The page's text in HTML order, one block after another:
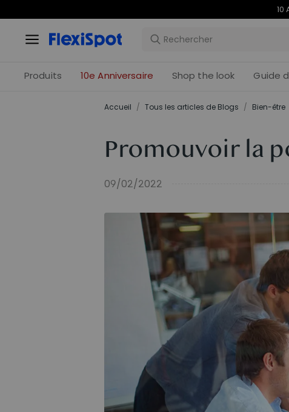
Offres du
Produits 10e Anniversaire Shop the look Guide
Accueil / Tous les articles de Blogs / Bien-être
Promouvoir la
09/02/2022